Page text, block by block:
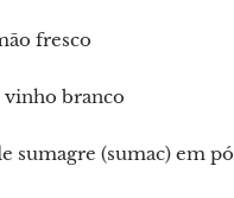
fresco
branco
sumagre (sumac) em pó